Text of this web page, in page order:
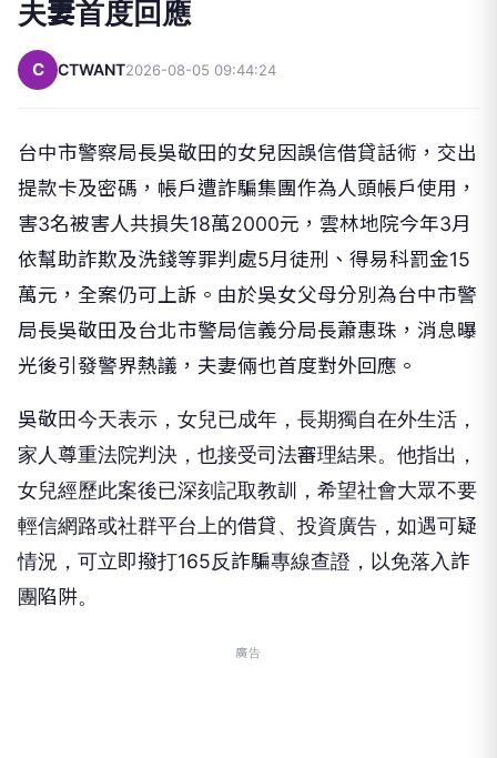
夫妻首度回應
C CTWANT2026-08-05 09:44:24
台中市警察局長吳敬田的女兒因誤信借貸話術，交出
提款卡及密碼，帳戶遭詐騙集團作為人頭帳戶使用，
害3名被害人共損失18萬2000元，雲林地院今年3月
依幫助詐欺及洗錢等罪判處5月徒刑、得易科罰金15
萬元，全案仍可上訴。由於吳女父母分別為台中市警
局長吳敬田及台北市警局信義分局長蕭惠珠，消息曝
光後引發警界熱議，夫妻倆也首度對外回應。
吳敬田今天表示，女兒已成年，長期獨自在外生活，
家人尊重法院判決，也接受司法審理結果。他指出，
女兒經歷此案後已深刻記取教訓，希望社會大眾不要
輕信網路或社群平台上的借貸、投資廣告，如遇可疑
情況，可立即撥打165反詐騙專線查證，以免落入詐
團陷阱。